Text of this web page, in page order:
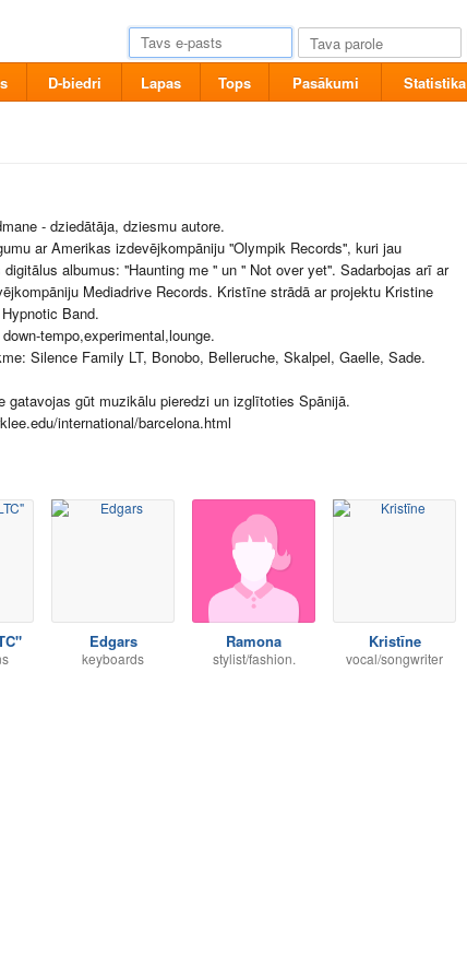
D-biedri Lapas Tops Pasākumi Statistika
- dziedātāja, dziesmu autore.
ar Amerikas izdevējkompāniju ''Olympik Records'', kuri jau
albumus: ''Haunting me '' un '' Not over yet''. Sadarbojas arī ar
Mediadrive Records. Kristīne strādā ar projektu Kristine
Band.
tempo,experimental,lounge.
Silence Family LT, Bonobo, Belleruche, Skalpel, Gaelle, Sade.
gatavojas gūt muzikālu pieredzi un izglītoties Spānijā.
international/barcelona.html
Edgars
keyboards
Ramona
stylist/fashion.
Kristīne
vocal/songwriter